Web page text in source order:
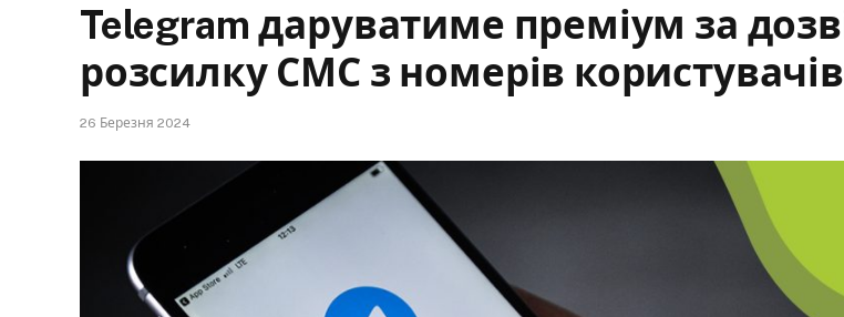
Telegram даруватиме преміум за
розсилку СМС з номерів користувачів
26 Березня 2024